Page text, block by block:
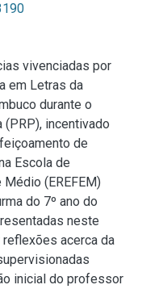
vivenciadas por
em Letras da
durante o
incentivado
de
Escola de
(EREFEM)
do 7º ano do
neste
acerca da
inicial do professor